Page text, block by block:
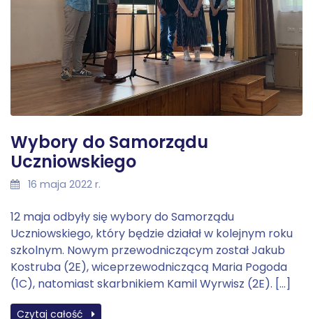
Wybory do Samorządu
Uczniowskiego
16 maja 2022 r.
12 maja odbyły się wybory do Samorządu
Uczniowskiego, który będzie działał w kolejnym roku
szkolnym. Nowym przewodniczącym został Jakub
Kostruba (2E), wiceprzewodniczącą Maria Pogoda
(1C), natomiast skarbnikiem Kamil Wyrwisz (2E). […]
Czytaj całość